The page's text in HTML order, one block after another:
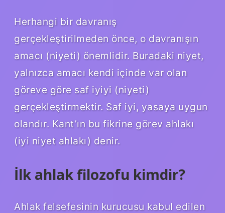
Herhangi bir davranış
gerçekleştirilmeden önce, o davranışın
amacı (niyeti) önemlidir. Buradaki niyet,
yalnızca amacı kendi içinde var olan
göreve göre saf iyiyi (niyeti)
gerçekleştirmektir. Saf iyi, yasaya uygun
olandır. Kant’ın bu fikrine görev ahlakı
(iyi niyet ahlakı) denir.
İlk ahlak filozofu kimdir?
Ahlak felsefesinin kurucusu kabul edilen